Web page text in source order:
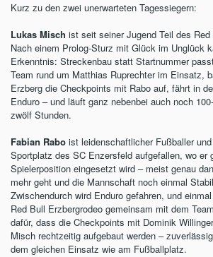
Kurz zu den zwei unerwarteten Tagessiegern:
Lukas Misch ist seit seiner Jugend Teil des
Nach einem Prolog-Sturz mit Glück im Unglück
Erkenntnis: Streckenbau statt Startnummer
Team rund um Matthias Ruprechter im Einsatz,
Erzberg die Checkpoints mit Rabo auf, fährt in
Enduro – und läuft ganz nebenbei auch noch
zwölf Stunden.
Fabian Rabo ist leidenschaftlicher Fußballer
Sportplatz des SC Enzersfeld aufgefallen, wo er
Spielerposition eingesetzt wird – meist genau
mehr geht und die Mannschaft noch einmal
Zwischendurch wird Enduro gefahren, und
Red Bull Erzbergrodeo gemeinsam mit dem
dafür, dass die Checkpoints mit Dominik
Misch rechtzeitig aufgebaut werden –
dem gleichen Einsatz wie am Fußballplatz.